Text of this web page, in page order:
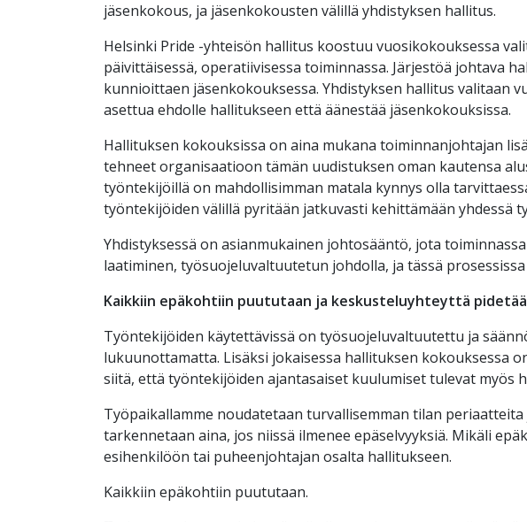
jäsenkokous, ja jäsenkokousten välillä yhdistyksen hallitus.
Helsinki Pride -yhteisön hallitus koostuu vuosikokouksessa
päivittäisessä, operatiivisessa toiminnassa. Järjestöä johtava
kunnioittaen jäsenkokouksessa. Yhdistyksen hallitus valitaan
asettua ehdolle hallitukseen että äänestää jäsenkokouksissa.
Hallituksen kokouksissa on aina mukana toiminnanjohtajan
tehneet organisaatioon tämän uudistuksen oman kautensa
työntekijöillä on mahdollisimman matala kynnys olla
työntekijöiden välillä pyritään jatkuvasti kehittämään yhdessä
Yhdistyksessä on asianmukainen johtosääntö, jota
laatiminen, työsuojeluvaltuutetun johdolla, ja tässä
Kaikkiin epäkohtiin puututaan ja keskusteluyhteyttä
Työntekijöiden käytettävissä on työsuojeluvaltuutettu ja
lukuunottamatta. Lisäksi jokaisessa hallituksen kokouksessa
siitä, että työntekijöiden ajantasaiset kuulumiset tulevat myös
Työpaikallamme noudatetaan turvallisemman tilan
tarkennetaan aina, jos niissä ilmenee epäselvyyksiä. Mikäli
esihenkilöön tai puheenjohtajan osalta hallitukseen.
Kaikkiin epäkohtiin puututaan.